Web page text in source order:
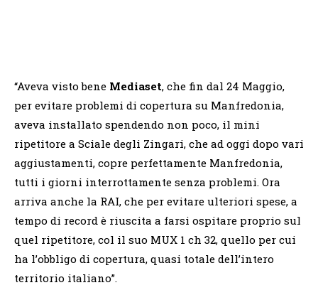
“Aveva visto bene Mediaset, che fin dal 24 Maggio,
per evitare problemi di copertura su Manfredonia,
aveva installato spendendo non poco, il mini
ripetitore a Sciale degli Zingari, che ad oggi dopo vari
aggiustamenti, copre perfettamente Manfredonia,
tutti i giorni interrottamente senza problemi. Ora
arriva anche la RAI, che per evitare ulteriori spese, a
tempo di record è riuscita a farsi ospitare proprio sul
quel ripetitore, col il suo MUX 1 ch 32, quello per cui
ha l’obbligo di copertura, quasi totale dell’intero
territorio italiano”.